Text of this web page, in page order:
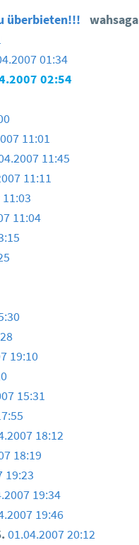
überbieten!!!
01:34
02:54
11:01
11:45
11:11
11:04
19:10
15:31
18:12
18:19
19:23
19:34
19:46
01.04.2007 20:12